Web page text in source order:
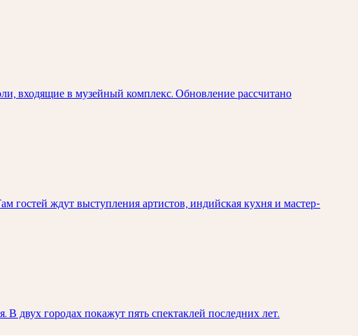
входящие в музейный комплекс. Обновление рассчитано
гостей ждут выступления артистов, индийская кухня и мастер-
двух городах покажут пять спектаклей последних лет.